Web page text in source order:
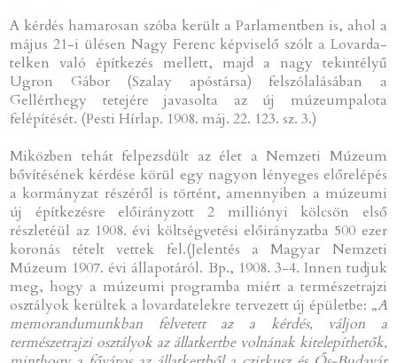
A kérdés hamarosan szóba került a Parlamentben is, ahol a
május 21-i ülésen Nagy Ferenc képviselő szólt a Lovarda-
telken való építkezés mellett, majd a nagy tekintélyű
Ugron Gábor (Szalay apóstársa) felszólalásában a
Gellérthegy tetejére javasolta az új múzeumpalota
felépítését. (Pesti Hírlap. 1908. máj. 22. 123. sz. 3.)
Miközben tehát felpezsdült az élet a Nemzeti Múzeum
bővítésének kérdése körül egy nagyon lényeges előrelépés
a kormányzat részéről is történt, amennyiben a múzeumi
új építkezésre előirányzott 2 milliónyi kölcsön első
részletéül az 1908. évi költségvetési előirányzatba 500 ezer
koronás tételt vettek fel.(Jelentés a Magyar Nemzeti
Múzeum 1907. évi állapotáról. Bp., 1908. 3-4. Innen tudjuk
meg, hogy a múzeumi programba miért a természetrajzi
osztályok kerültek a lovardatelekre tervezett új épületbe: „A
memorandumunkban felvetett az a kérdés, váljon a
természetrajzi osztályok az állatkertbe volnának kitelepíthetők,